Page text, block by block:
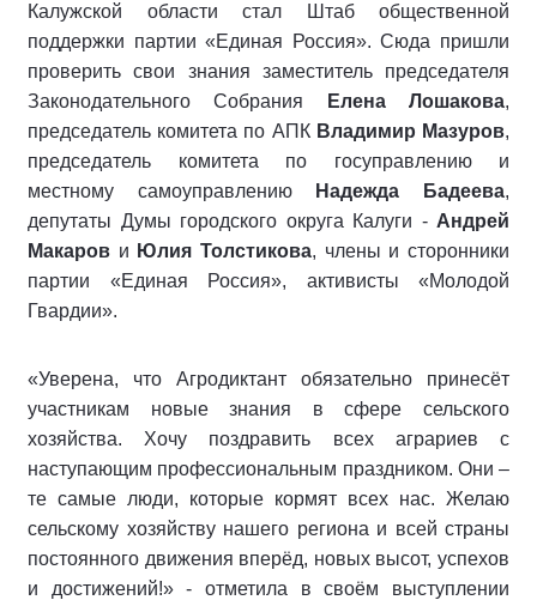
Калужской области стал Штаб общественной
поддержки партии «Единая Россия». Сюда пришли
проверить свои знания заместитель председателя
Законодательного Собрания
Елена Лошакова,
председатель комитета по АПК Владимир Мазуров,
председатель комитета по госуправлению и
местному самоуправлению
Надежда Бадеева,
депутаты Думы городского округа Калуги - Андрей
Макаров и Юлия Толстикова, члены и сторонники
партии «Единая Россия», активисты «Молодой
Гвардии».
«Уверена, что Агродиктант обязательно принесёт
участникам новые знания в сфере сельского
хозяйства. Хочу поздравить всех аграриев с
наступающим профессиональным праздником. Они –
те самые люди, которые кормят всех нас. Желаю
сельскому хозяйству нашего региона и всей страны
постоянного движения вперёд, новых высот, успехов
и достижений!» - отметила в своём выступлении